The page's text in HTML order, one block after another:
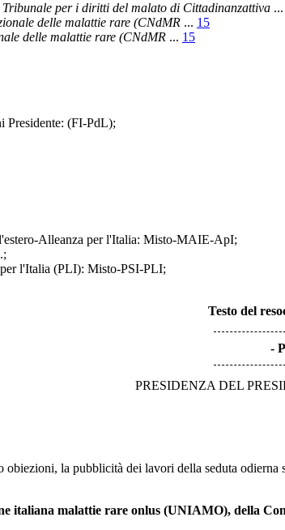
Tribunale per i diritti del malato di Cittadinanzattiva ...
delle malattie rare (CNdMR ... 15
delle malattie rare (CNdMR ... 15
Presidente: (FI-PdL);
Alleanza per l'Italia: Misto-MAIE-ApI;
l'Italia (PLI): Misto-PSI-PLI;
Testo del
PRESIDENZA DEL
obiezioni, la pubblicità dei lavori della seduta
italiana malattie rare onlus (UNIAMO), della